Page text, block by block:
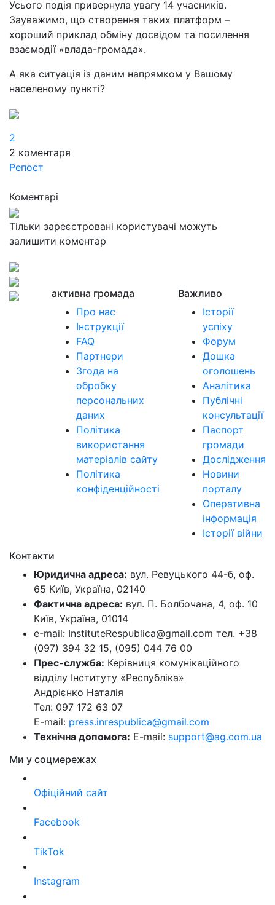
Усього подія привернула увагу 14 учасників.
Зауважимо, що створення таких платформ –
хороший приклад обміну досвідом та посилення
взаємодії «влада-громада».
А яка ситуація із даним напрямком у Вашому
населеному пункті?
2
2 коментаря
Репост
Коментарі
Тільки зареєстровані користувачі можуть
залишити коментар
активна громада
Про нас
Інструкції
FAQ
Партнери
Згода на
обробку
персональних
даних
Політика
використання
матеріалів сайту
Політика
конфіденційності
Важливо
Історії
успіху
Форум
Дошка
оголошень
Аналітика
Публічні
консультації
Паспорт
громади
Дослідження
Новини
порталу
Оперативна
інформація
Історії війни
Контакти
Юридична адреса: вул. Ревуцького 44-б, оф.
65 Київ, Україна, 02140
Фактична адреса: вул. П. Болбочана, 4, оф. 10
Київ, Україна, 01014
e-mail: InstituteRespublica@gmail.com тел. +38
(097) 394 32 15, (095) 044 76 00
Прес-служба: Керівниця комунікаційного
відділу Інституту «Республіка»
Андрієнко Наталія
Тел: 097 172 63 07
E-mail: press.inrespublica@gmail.com
Технічна допомога: E-mail: support@ag.com.ua
Ми у соцмережах
Офіційний сайт
Facebook
TikTok
Instagram